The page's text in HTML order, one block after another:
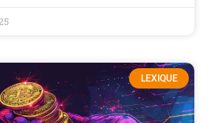
LEXIQUE